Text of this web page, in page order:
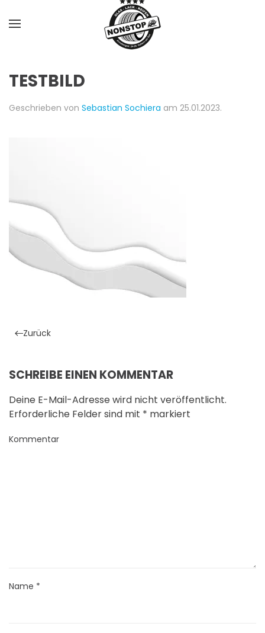
Skip to main content
TESTBILD
Geschrieben von Sebastian Sochiera am 25.01.2023.
Zurück
SCHREIBE EINEN KOMMENTAR
Deine E-Mail-Adresse wird nicht veröffentlicht.
Erforderliche Felder sind mit * markiert
Kommentar
Name *